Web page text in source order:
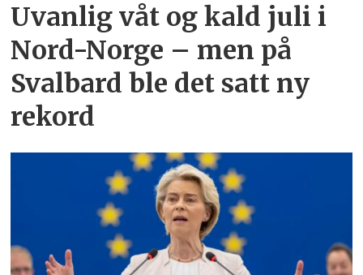
Uvanlig våt og kald juli i
Nord-Norge – men på
Svalbard ble det satt ny
rekord